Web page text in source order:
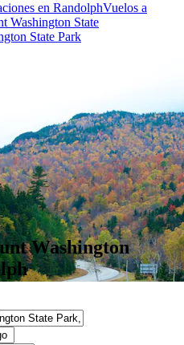
en RandolphVuelos a
Washington State
State Park
Washington